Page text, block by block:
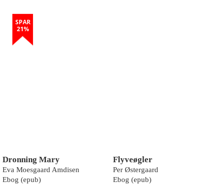
SPAR
21%
Dronning Mary
Eva Moesgaard Amdisen
Ebog (epub)
Flyveøgler
Per Østergaard
Ebog (epub)